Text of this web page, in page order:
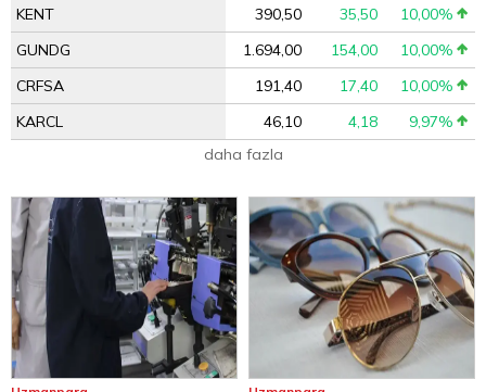
KENT
390,50 35,50
10,00%
GUNDG
1.694,00 154,00
10,00%
CRFSA
191,40 17,40
10,00%
KARCL
46,10 4,18
9,97%
daha fazla